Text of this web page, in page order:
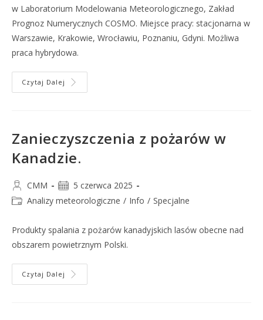
w Laboratorium Modelowania Meteorologicznego, Zakład
Prognoz Numerycznych COSMO. Miejsce pracy: stacjonarna w
Warszawie, Krakowie, Wrocławiu, Poznaniu, Gdyni. Możliwa
praca hybrydowa.
Czytaj Dalej
Zanieczyszczenia z pożarów w
Kanadzie.
CMM
5 czerwca 2025
Analizy meteorologiczne / Info / Specjalne
Produkty spalania z pożarów kanadyjskich lasów obecne nad
obszarem powietrznym Polski.
Czytaj Dalej